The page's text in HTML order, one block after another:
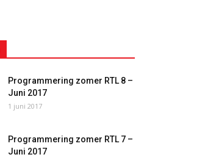
Programmering zomer RTL 8 –
Juni 2017
1 juni 2017
Programmering zomer RTL 7 –
Juni 2017